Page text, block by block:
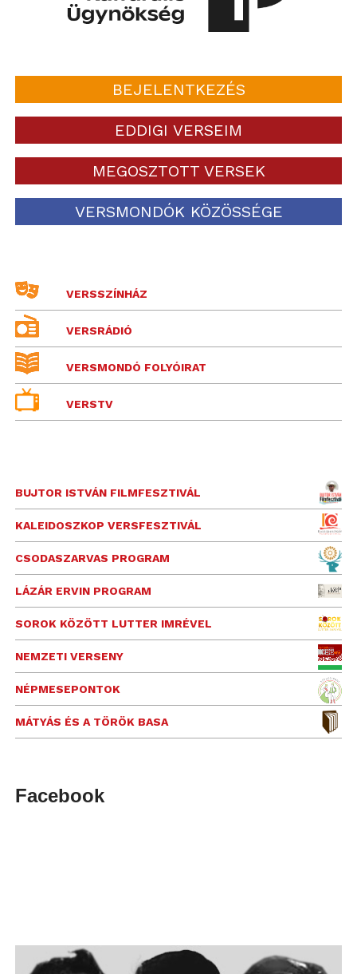
BEJELENTKEZÉS
EDDIGI VERSEIM
MEGOSZTOTT VERSEK
VERSMONDÓK KÖZÖSSÉGE
VERSSZÍNHÁZ
VERSRÁDIÓ
VERSMONDÓ FOLYÓIRAT
VERSTV
BUJTOR ISTVÁN FILMFESZTIVÁL
KALEIDOSZKOP VERSFESZTIVÁL
CSODASZARVAS PROGRAM
LÁZÁR ERVIN PROGRAM
SOROK KÖZÖTT LUTTER IMRÉVEL
NEMZETI VERSENY
NÉPMESEPONTOK
MÁTYÁS ÉS A TÖRÖK BASA
Facebook